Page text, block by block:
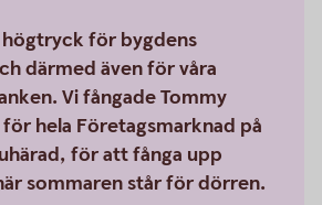
för bygdens
därmed även för våra
Vi fångade Tommy
hela Företagsmarknad på
för att fånga upp
sommaren står för dörren.